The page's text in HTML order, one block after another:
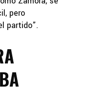
pero
partido”.